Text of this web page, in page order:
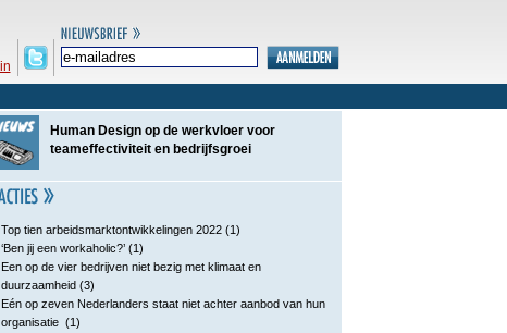
Human Design op de werkvloer voor
teameffectiviteit en bedrijfsgroei
Top tien arbeidsmarktontwikkelingen 2022 (1)
‘Ben jij een workaholic?’ (1)
Een op de vier bedrijven niet bezig met klimaat en
duurzaamheid (3)
Eén op zeven Nederlanders staat niet achter aanbod van hun
organisatie (1)